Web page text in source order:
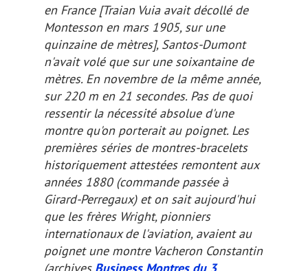
en France [Traian Vuia avait décollé de
Montesson en mars 1905, sur une
quinzaine de mètres], Santos-Dumont
n'avait volé que sur une soixantaine de
mètres. En novembre de la même année,
sur 220 m en 21 secondes. Pas de quoi
ressentir la nécessité absolue d'une
montre qu'on porterait au poignet. Les
premières séries de montres-bracelets
historiquement attestées remontent aux
années 1880 (commande passée à
Girard-Perregaux) et on sait aujourd'hui
que les frères Wright, pionniers
internationaux de l'aviation, avaient au
poignet une montre Vacheron Constantin